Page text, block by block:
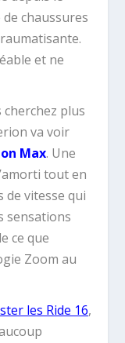
de chaussures
et ne
cherchez plus
va voir
Max. Une
tout en
de vitesse qui
sensations
ce que
Zoom au
les Ride 16,